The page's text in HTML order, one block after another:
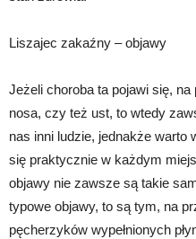
Liszajec zakaźny – objawy
Jeżeli choroba ta pojawi się,
nosa, czy też ust, to wtedy
nas inni ludzie, jednakże warto
się praktycznie w każdym
objawy nie zawsze są takie
typowe objawy, to są tym, na
pęcherzyków wypełnionych